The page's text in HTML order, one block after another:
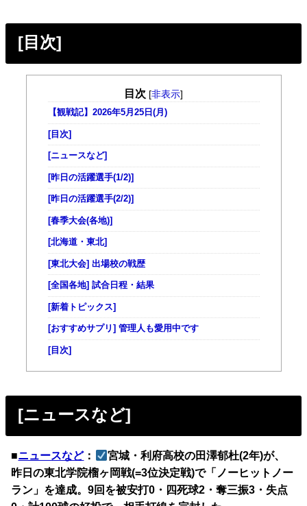
[目次]
目次 [非表示]
【観戦記】2026年5月25日(月)
[目次]
[ニュースなど]
[昨日の活躍選手(1/2)]
[昨日の活躍選手(2/2)]
[春季大会(各地)]
[北海道・東北]
[東北大会] 出場校の戦歴
[全国各地] 試合日程・結果
[新着トピックス]
[おすすめサプリ] 管理人も愛用中です
[目次]
[ニュースなど]
■ニュースなど：
宮城・利府高校の田澤郁杜(2年)が、
昨日の東北学院榴ヶ岡戦(=3位決定戦)で「ノーヒットノー
ラン」を達成。9回を被安打0・四死球2・奪三振3・失点